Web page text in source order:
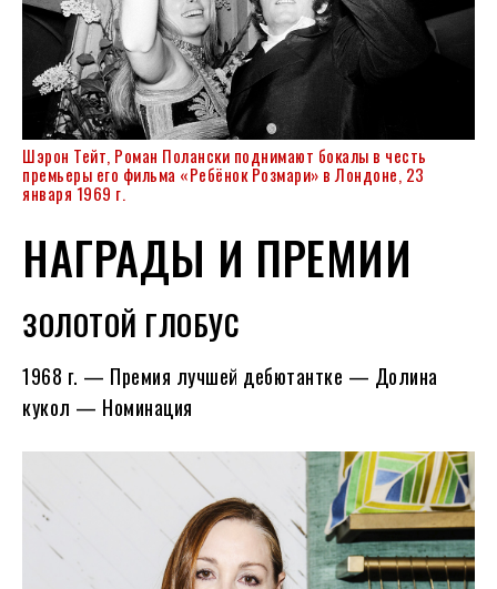
Шэрон Тейт, Роман Полански поднимают бокалы в честь
премьеры его фильма «Ребёнок Розмари» в Лондоне, 23
января 1969 г.
НАГРАДЫ И ПРЕМИИ
ЗОЛОТОЙ ГЛОБУС
1968 г. — Премия лучшей дебютантке — Долина
кукол — Номинация